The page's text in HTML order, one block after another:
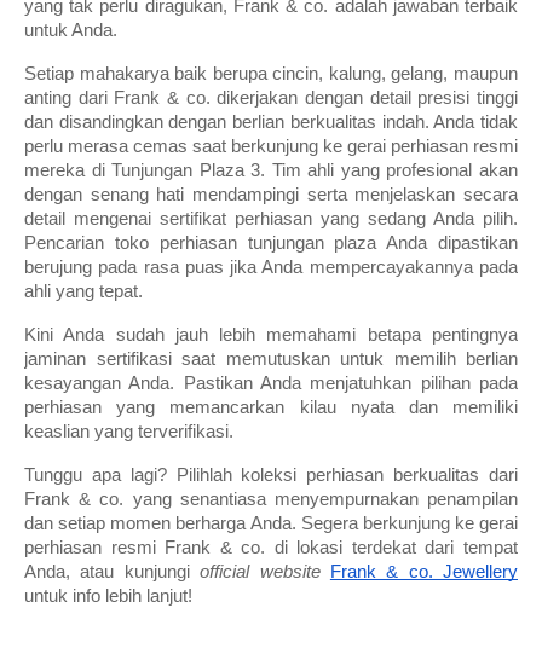
yang tak perlu diragukan, Frank & co. adalah jawaban terbaik
untuk Anda.
Setiap mahakarya baik berupa cincin, kalung, gelang, maupun
anting dari Frank & co. dikerjakan dengan detail presisi tinggi
dan disandingkan dengan berlian berkualitas indah. Anda tidak
perlu merasa cemas saat berkunjung ke gerai perhiasan resmi
mereka di Tunjungan Plaza 3. Tim ahli yang profesional akan
dengan senang hati mendampingi serta menjelaskan secara
detail mengenai sertifikat perhiasan yang sedang Anda pilih.
Pencarian toko perhiasan tunjungan plaza Anda dipastikan
berujung pada rasa puas jika Anda mempercayakannya pada
ahli yang tepat.
Kini Anda sudah jauh lebih memahami betapa pentingnya
jaminan sertifikasi saat memutuskan untuk memilih berlian
kesayangan Anda. Pastikan Anda menjatuhkan pilihan pada
perhiasan yang memancarkan kilau nyata dan memiliki
keaslian yang terverifikasi.
Tunggu apa lagi? Pilihlah koleksi perhiasan berkualitas dari
Frank & co. yang senantiasa menyempurnakan penampilan
dan setiap momen berharga Anda. Segera berkunjung ke gerai
perhiasan resmi Frank & co. di lokasi terdekat dari tempat
Anda, atau kunjungi official website
Frank & co. Jewellery
untuk info lebih lanjut!